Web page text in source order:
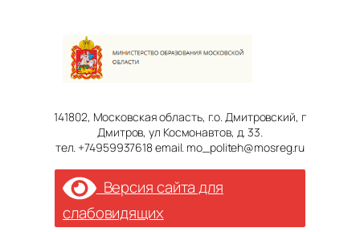
141802, Московская область, г.о. Дмитровский, г
Дмитров, ул Космонавтов, д. 33.
тел. +74959937618 email. mo_politeh@mosreg.ru
Версия сайта для
слабовидящих